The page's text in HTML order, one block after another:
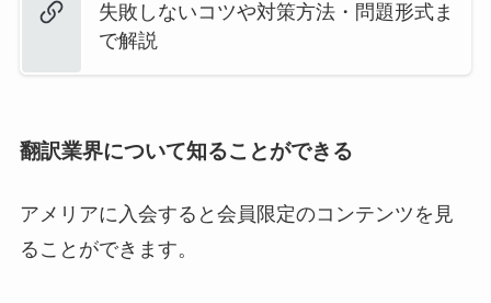
失敗しないコツや対策方法・問題形式ま
で解説
翻訳業界について知ることができる
アメリアに入会すると会員限定のコンテンツを見
ることができます。